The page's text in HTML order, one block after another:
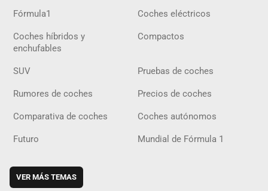
Fórmula1 Coches eléctricos
Coches híbridos y
enchufables
Compactos
SUV Pruebas de coches
Rumores de coches Precios de coches
Comparativa de coches Coches autónomos
Futuro Mundial de Fórmula 1
VER MÁS TEMAS